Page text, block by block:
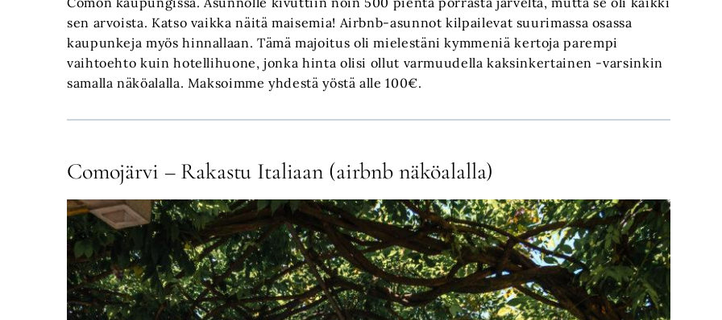
sen arvoista. Katso vaikka näitä maisemia! Airbnb-asunnot kilpailevat suurimassa osassa
kaupunkeja myös hinnallaan. Tämä majoitus oli mielestäni kymmeniä kertoja parempi
vaihtoehto kuin hotellihuone, jonka hinta olisi ollut varmuudella kaksinkertainen -varsinkin
samalla näköalalla. Maksoimme yhdestä yöstä alle 100€.
Comojärvi – Rakastu Italiaan (airbnb näköalalla)